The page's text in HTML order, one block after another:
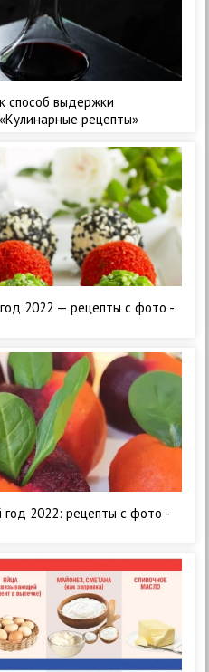
способ выдержки
рецепты»
2022 — рецепты с фото -
2022: рецепты с фото -